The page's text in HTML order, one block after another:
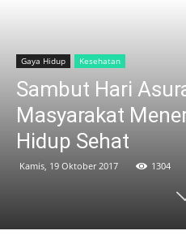
Gaya Hidup Kesehatan
Sambut Hari
Masyarakat
Hidup Sehat
Kamis, 19 Oktober 2017 1304